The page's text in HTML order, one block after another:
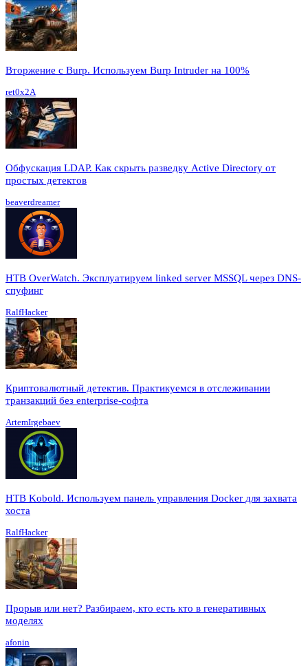
Вторжение с Burp. Используем Burp Intruder на 100%
ret0x2A
Обфускация LDAP. Как скрыть разведку Active Directory от
простых детектов
beaverdreamer
HTB OverWatch. Эксплуатируем linked server MSSQL через DNS-
спуфинг
RalfHacker
Криптовалютный детектив. Практикуемся в отслеживании
транзакций без enterprise-софта
ArtemIrgebaev
HTB Kobold. Используем панель управления Docker для захвата
хоста
RalfHacker
Прорыв или нет? Разбираем, кто есть кто в генеративных
моделях
afonin